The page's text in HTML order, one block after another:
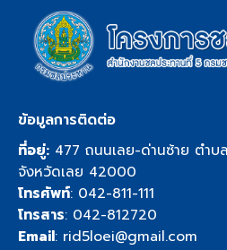
ข้อมูลการติดต่อ
ที่อยู่: 477 ถนนเลย-ด่านซ้าย ตำบ
จังหวัดเลย 42000
โทรศัพท์: 042-811-111
โทรสาร: 042-812720
Email: rid5loei@gmail.com